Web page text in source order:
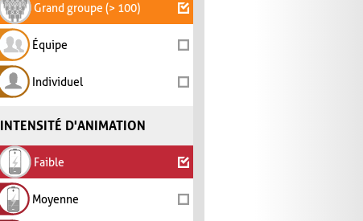
Grand groupe (> 100)
Équipe
Individuel
INTENSITÉ D'ANIMATION
Faible
Moyenne